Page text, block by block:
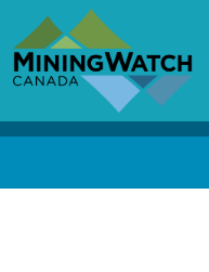
main
content